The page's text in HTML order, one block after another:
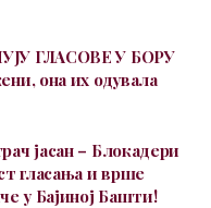
ГЛАСОВЕ У БОРУ
она их одувала
јасан – Блокадери
гласања и врше
у Бајиној Башти!